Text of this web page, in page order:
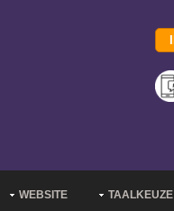
WEBSITE TAALKEUZE